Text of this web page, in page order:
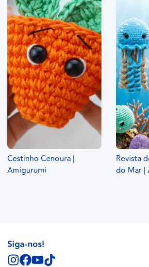
Cestinho Cenoura |
Amigurumi
Revista
do Mar |
Siga-nos!